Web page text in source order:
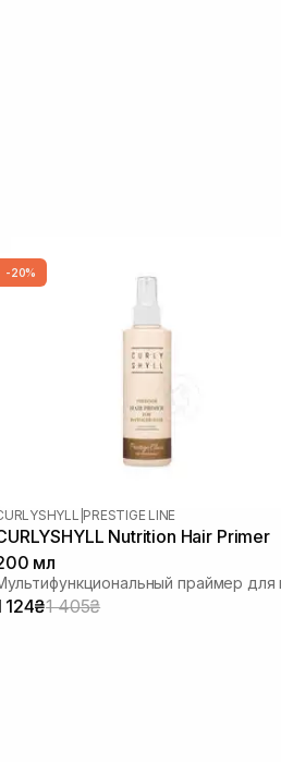
-20%
PRESTIGE LINE
Nutrition Hair Primer
мл
124₴1 405₴